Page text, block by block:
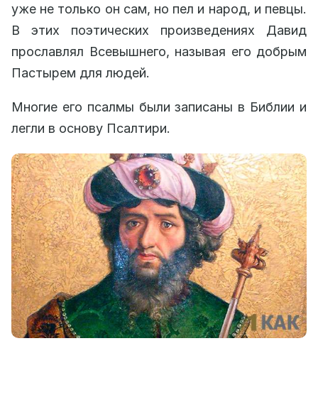
уже не только он сам, но пел и народ, и певцы.
В этих поэтических произведениях Давид
прославлял Всевышнего, называя его добрым
Пастырем для людей.
Многие его псалмы были записаны в Библии и
легли в основу Псалтири.